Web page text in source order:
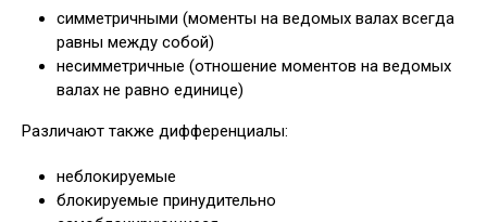
симметричными (моменты на ведомых валах всегда
равны между собой)
несимметричные (отношение моментов на ведомых
валах не равно единице)
Различают также дифференциалы:
неблокируемые
блокируемые принудительно